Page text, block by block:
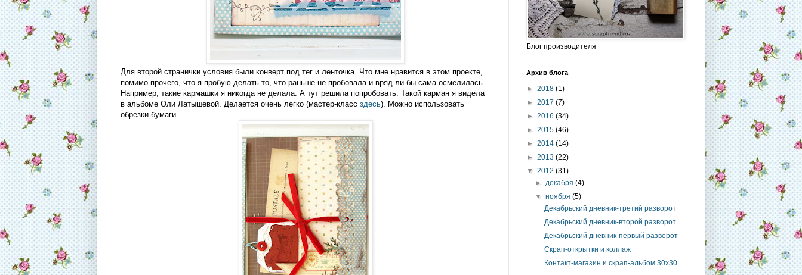
Для второй странички условия были конверт под тег и ленточка. Что мне нравится в этом проекте,
помимо прочего, что я пробую делать то, что раньше не пробовала и вряд ли бы сама осмелилась.
Например, такие кармашки я никогда не делала. А тут решила попробовать. Такой карман я видела
в альбоме Оли Латышевой. Делается очень легко (мастер-класс здесь). Можно использовать
обрезки бумаги.
Блог производителя
Архив блога
► 2018 (1)
► 2017 (7)
► 2016 (34)
► 2015 (46)
► 2014 (14)
► 2013 (22)
▼ 2012 (31)
►декабря(4)
▼ноября(5)
Декабрьский дневник-третий разворот
Декабрьский дневник-второй разворот
Декабрьский дневник-первый разворот
Скрап-открытки и коллаж
Контакт-магазин и скрап-альбом 30х30